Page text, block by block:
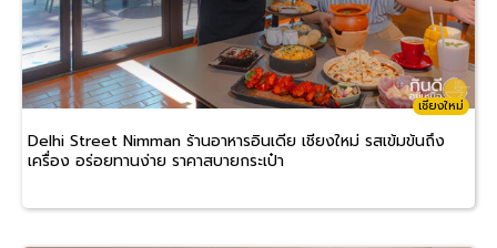
เชียงใหม่
Delhi Street Nimman ร้านอาหารอินเดีย เชียงใหม่ รสเข้มข้นถึง
เครื่อง อร่อยทานง่าย ราคาสบายกระเป๋า